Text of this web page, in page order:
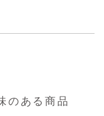
のある商品